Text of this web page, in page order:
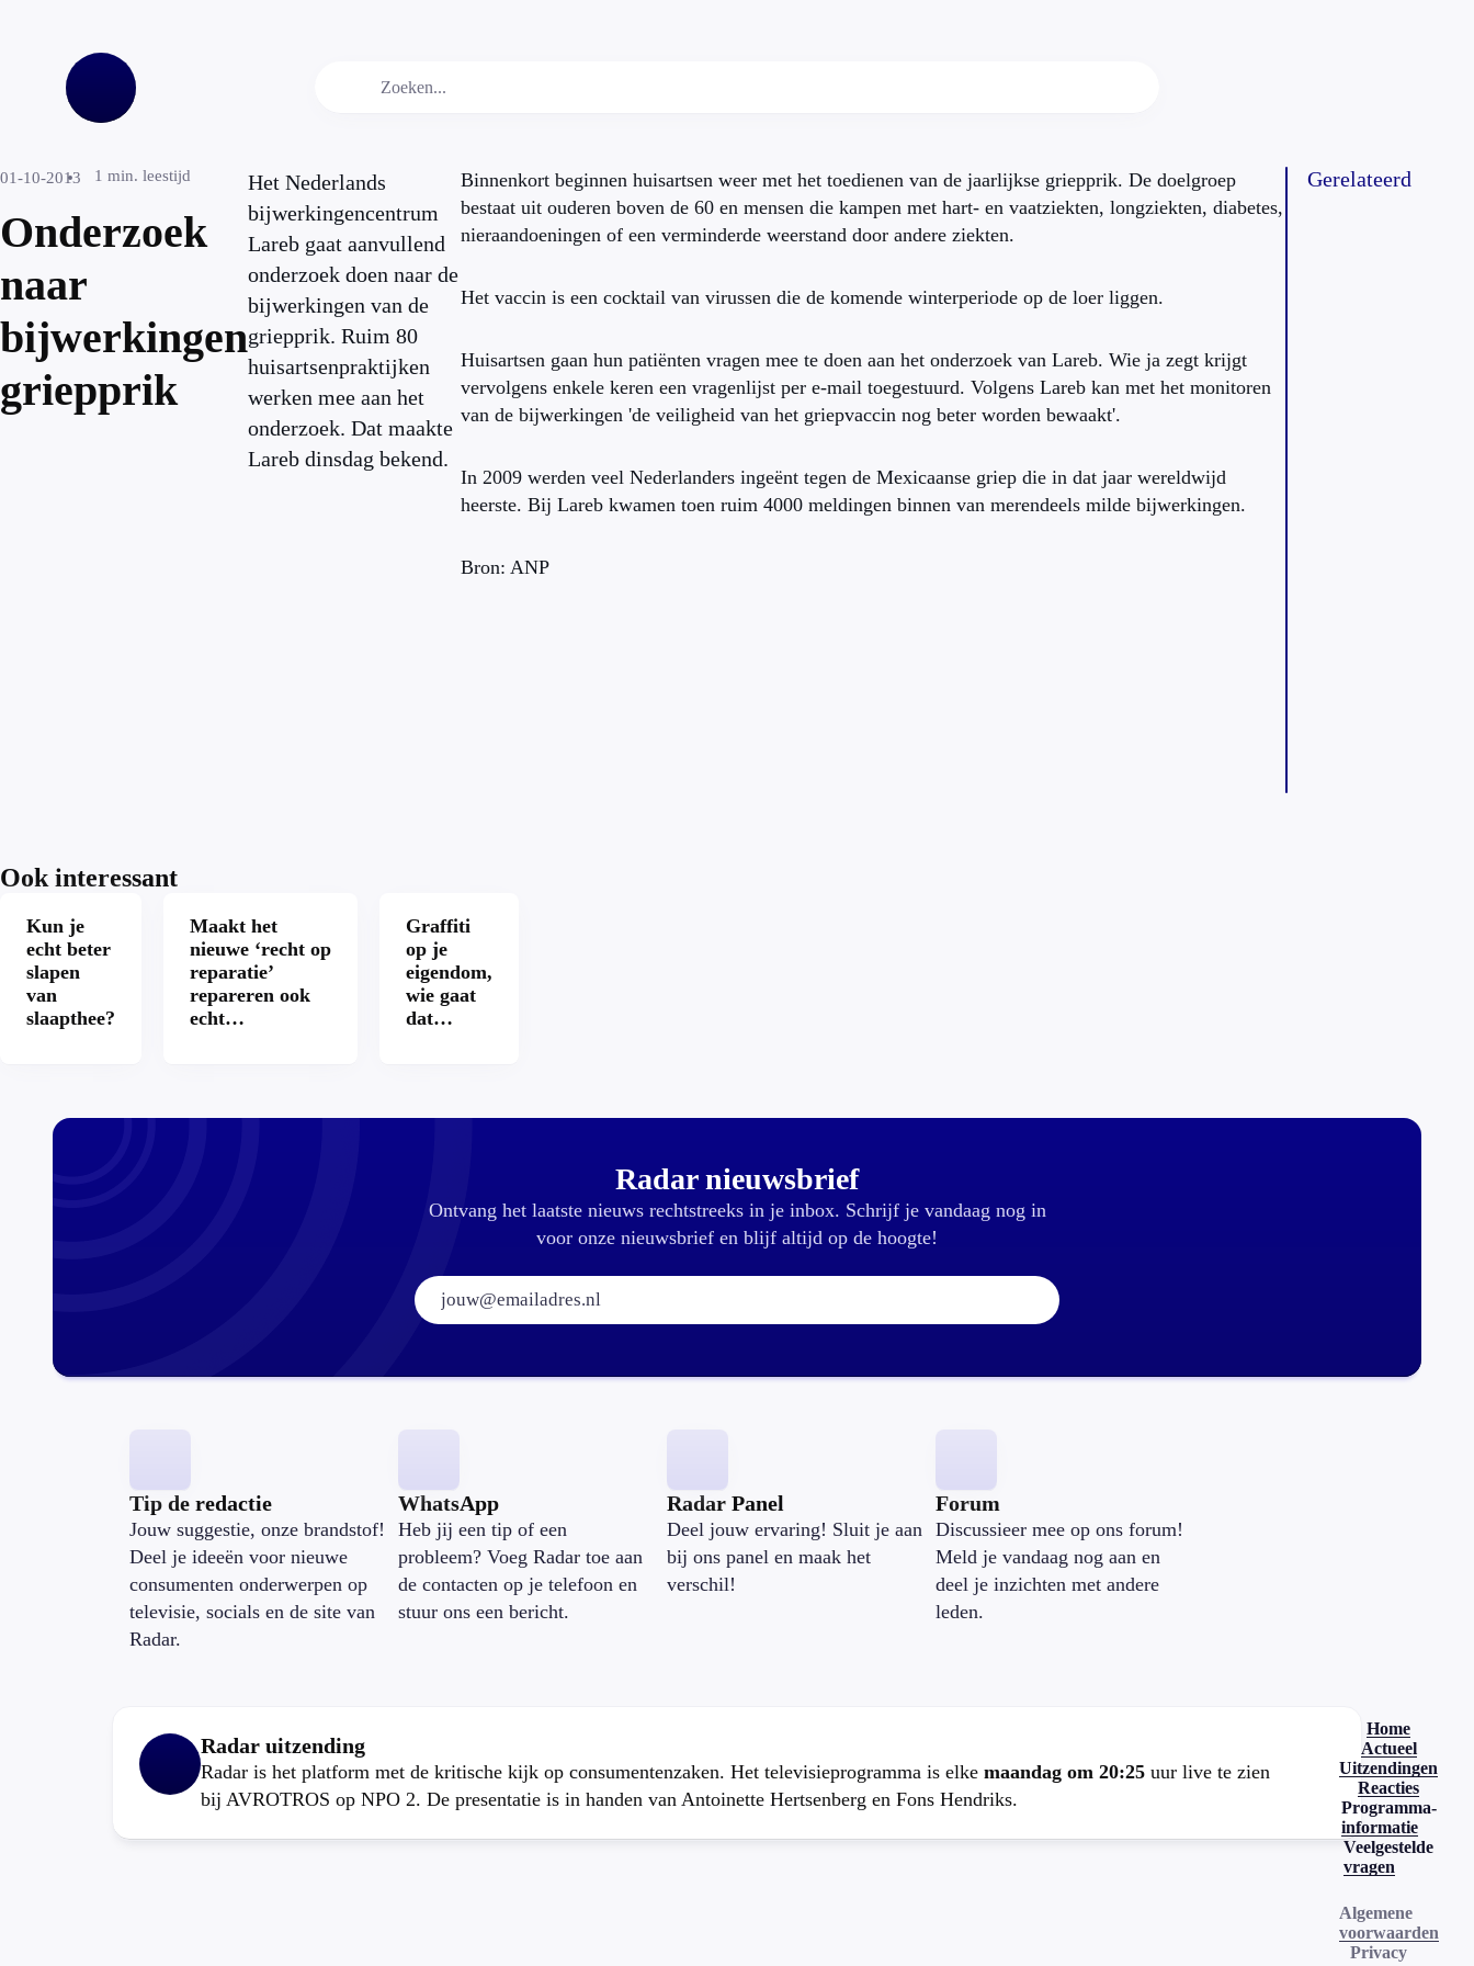
01-10-2013 1 min. leestijd
Onderzoek
naar
bijwerkingen
griepprik
Het Nederlands
bijwerkingencentrum
Lareb gaat aanvullend
onderzoek doen naar de
bijwerkingen van de
griepprik. Ruim 80
huisartsenpraktijken
werken mee aan het
onderzoek. Dat maakte
Lareb dinsdag bekend.
Binnenkort beginnen huisartsen weer met het toedienen van de jaarlijkse griepprik. De doelgroep
bestaat uit ouderen boven de 60 en mensen die kampen met hart- en vaatziekten, longziekten, diabetes,
nieraandoeningen of een verminderde weerstand door andere ziekten.
Het vaccin is een cocktail van virussen die de komende winterperiode op de loer liggen.
Huisartsen gaan hun patiënten vragen mee te doen aan het onderzoek van Lareb. Wie ja zegt krijgt
vervolgens enkele keren een vragenlijst per e-mail toegestuurd. Volgens Lareb kan met het monitoren
van de bijwerkingen 'de veiligheid van het griepvaccin nog beter worden bewaakt'.
In 2009 werden veel Nederlanders ingeënt tegen de Mexicaanse griep die in dat jaar wereldwijd
heerste. Bij Lareb kwamen toen ruim 4000 meldingen binnen van merendeels milde bijwerkingen.
Bron: ANP
Gerelateerd
Ook interessant
Kun je
echt beter
slapen
van
slaapthee?
Maakt het
nieuwe ‘recht op
reparatie’
repareren ook
echt
Graffiti
op je
eigendom,
wie gaat
dat
Radar nieuwsbrief
Ontvang het laatste nieuws rechtstreeks in je inbox. Schrijf je vandaag nog in
voor onze nieuwsbrief en blijf altijd op de hoogte!
E-mailadres:
Tip de redactie
Jouw suggestie, onze brandstof!
Deel je ideeën voor nieuwe
consumenten onderwerpen op
televisie, socials en de site van
Radar.
WhatsApp
Heb jij een tip of een
probleem? Voeg Radar toe aan
de contacten op je telefoon en
stuur ons een bericht.
Radar Panel
Deel jouw ervaring! Sluit je aan
bij ons panel en maak het
verschil!
Forum
Discussieer mee op ons forum!
Meld je vandaag nog aan en
deel je inzichten met andere
leden.
Radar uitzending
Radar is het platform met de kritische kijk op consumentenzaken. Het televisieprogramma is elke maandag om 20:25 uur live te zien
bij AVROTROS op NPO 2. De presentatie is in handen van Antoinette Hertsenberg en Fons Hendriks.
Home
Actueel
Uitzendingen
Reacties
Programma-
informatie
Veelgestelde
vragen
Algemene
voorwaarden
Privacy